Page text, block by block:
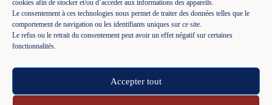
cookies afin de stocker et/ou d’accéder aux informations des appareils.
Le consentement à ces technologies nous permet de traiter des données telles que le
comportement de navigation ou les identifiants uniques sur ce site.
Le refus ou le retrait du consentement peut avoir un effet négatif sur certaines
fonctionnalités.
Accepter tout
SUIVEZ-NOUS